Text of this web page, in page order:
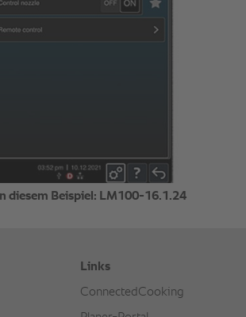
diesem Beispiel: LM100-16.1.24